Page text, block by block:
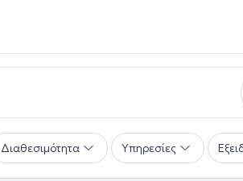
Διαθεσιμότητα Υπηρεσίες